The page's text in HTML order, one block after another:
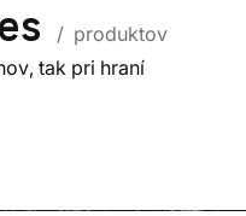
/ produktov
tak pri hraní